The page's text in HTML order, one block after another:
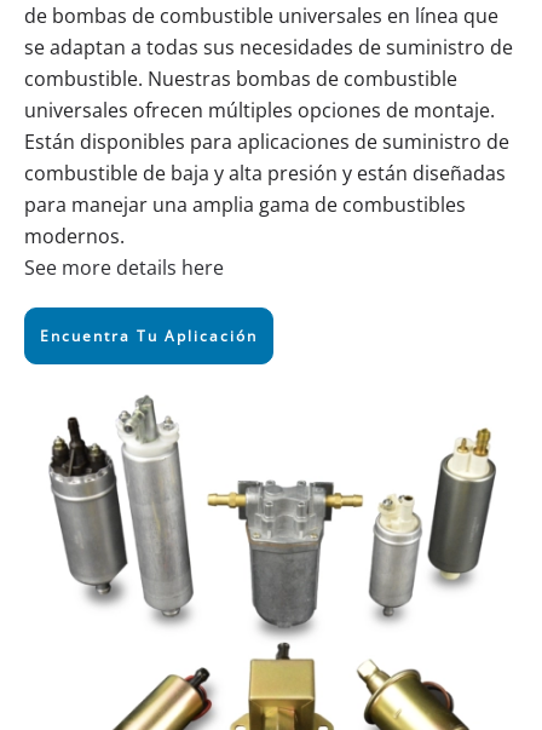
de bombas de combustible universales en línea que
se adaptan a todas sus necesidades de suministro de
combustible. Nuestras bombas de combustible
universales ofrecen múltiples opciones de montaje.
Están disponibles para aplicaciones de suministro de
combustible de baja y alta presión y están diseñadas
para manejar una amplia gama de combustibles
modernos.
See more details here
Encuentra Tu Aplicación